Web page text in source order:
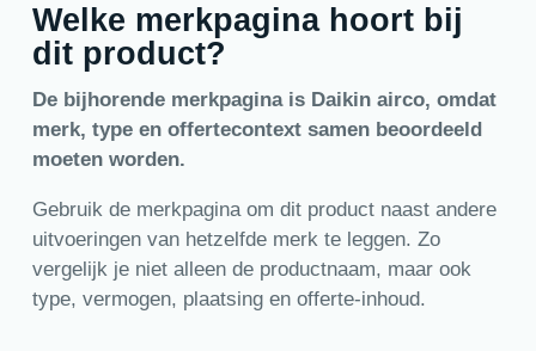
Welke merkpagina hoort bij
dit product?
De bijhorende merkpagina is Daikin airco, omdat
merk, type en offertecontext samen beoordeeld
moeten worden.
Gebruik de merkpagina om dit product naast andere
uitvoeringen van hetzelfde merk te leggen. Zo
vergelijk je niet alleen de productnaam, maar ook
type, vermogen, plaatsing en offerte-inhoud.